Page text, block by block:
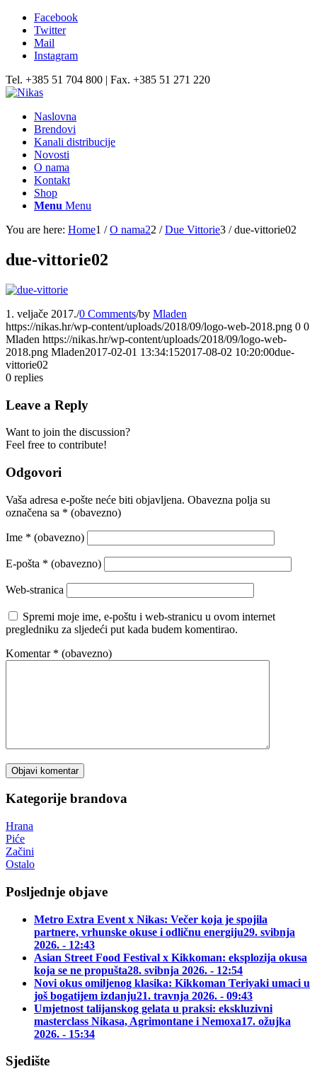
Facebook
Twitter
Mail
Instagram
Tel. +385 51 704 800 | Fax. +385 51 271 220
Naslovna
Brendovi
Kanali distribucije
Novosti
O nama
Kontakt
Shop
Menu Menu
You are here: Home1 / O nama22 / Due Vittorie3 / due-vittorie02
due-vittorie02
1. veljače 2017./0 Comments/by Mladen
https://nikas.hr/wp-content/uploads/2018/09/logo-web-2018.png 0 0
Mladen https://nikas.hr/wp-content/uploads/2018/09/logo-web-
2018.png Mladen2017-02-01 13:34:152017-08-02 10:20:00due-
vittorie02
0 replies
Leave a Reply
Want to join the discussion?
Feel free to contribute!
Odgovori
Vaša adresa e-pošte neće biti objavljena. Obavezna polja su
označena sa * (obavezno)
Ime * (obavezno)
E-pošta * (obavezno)
Web-stranica
Spremi moje ime, e-poštu i web-stranicu u ovom internet
pregledniku za sljedeći put kada budem komentirao.
Komentar * (obavezno)
Kategorije brandova
Hrana
Piće
Začini
Ostalo
Posljednje objave
Metro Extra Event x Nikas: Večer koja je spojila
partnere, vrhunske okuse i odličnu energiju29. svibnja
2026. - 12:43
Asian Street Food Festival x Kikkoman: eksplozija okusa
koja se ne propušta28. svibnja 2026. - 12:54
Novi okus omiljenog klasika: Kikkoman Teriyaki umaci u
još bogatijem izdanju21. travnja 2026. - 09:43
Umjetnost talijanskog gelata u praksi: ekskluzivni
masterclass Nikasa, Agrimontane i Nemoxa17. ožujka
2026. - 15:34
Sjedište